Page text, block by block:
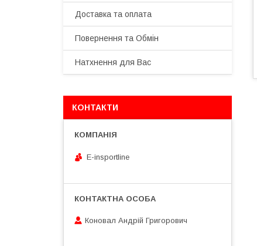
Доставка та оплата
Повернення та Обмін
Натхнення для Вас
КОНТАКТИ
E-insportline
Коновал Андрій Григорович